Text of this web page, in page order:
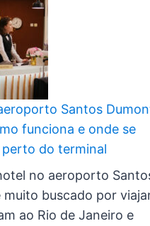
Santos
funciona e onde se
do terminal
no aeroporto
muito buscado por
ao Rio de Janeiro e